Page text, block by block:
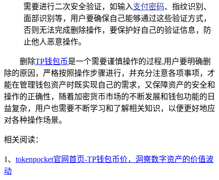
需要进行二次安全验证，如输入支付密码、指纹识别、
面部识别等，用户要确保自己能够通过这些验证方式，
否则无法完成删除操作，要保护好自己的验证信息，防
止他人恶意操作。
删除TP钱包币是一个需要谨慎操作的过程,用户要明确删
除的原因，严格按照操作步骤进行，并充分注意各项事项，才
能在管理钱包资产时既实现自己的需求，又保障资产的安全和
操作的正确性，随着加密货币市场的不断发展和钱包功能的日
益复杂，用户也需要不断学习和了解相关知识，以便更好地应
对各种操作场景。
相关阅读：
1、 tokenpocket官网首页-TP钱包币价，洞察数字资产的价值波
动